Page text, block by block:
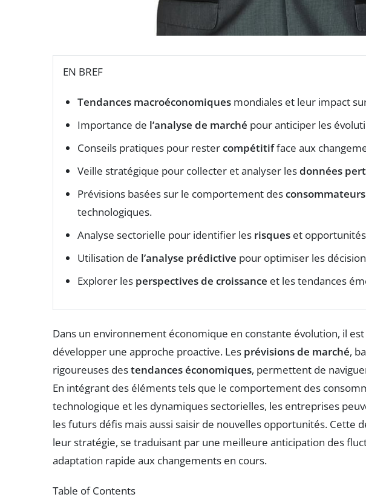
EN BREF
Tendances macroéconomiques mondiales et leur impact
Importance de l’analyse de marché pour anticiper les
Conseils pratiques pour restercompétitifface aux
Veille stratégique pour collecter et analyser lesdonnées
Prévisions basées sur le comportement desconsommateurs
technologiques.
Analyse sectorielle pour identifier les risques et
Utilisation de l’analyse prédictive pour optimiser les
Explorer les perspectives de croissance et les tendances
Dans un environnement économique en constante évolution, il
développer une approche proactive. Les prévisions de marché,
rigoureuses destendances économiques, permettent de
En intégrant des éléments tels que le comportement des
technologique et les dynamiques sectorielles, les entreprises
les futurs défis mais aussi saisir de nouvelles opportunités. Cette
leur stratégie, se traduisant par une meilleure anticipation des
adaptation rapide aux changements en cours.
Table of Contents